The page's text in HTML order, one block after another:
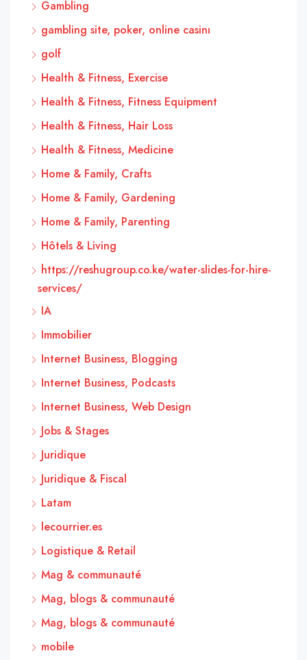
Gambling
gambling site, poker, online casinı
golf
Health & Fitness, Exercise
Health & Fitness, Fitness Equipment
Health & Fitness, Hair Loss
Health & Fitness, Medicine
Home & Family, Crafts
Home & Family, Gardening
Home & Family, Parenting
Hôtels & Living
https://reshugroup.co.ke/water-slides-for-hire-
services/
IA
Immobilier
Internet Business, Blogging
Internet Business, Podcasts
Internet Business, Web Design
Jobs & Stages
Juridique
Juridique & Fiscal
Latam
lecourrier.es
Logistique & Retail
Mag & communauté
Mag, blogs & communauté
Mag, blogs & communauté
mobile